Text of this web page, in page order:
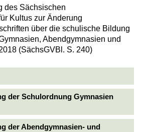
des Sächsischen
Kultus zur Änderung
über die schulische Bildung
Abendgymnasien und
(SächsGVBl. S. 240)
der Schulordnung Gymnasien
der Abendgymnasien- und